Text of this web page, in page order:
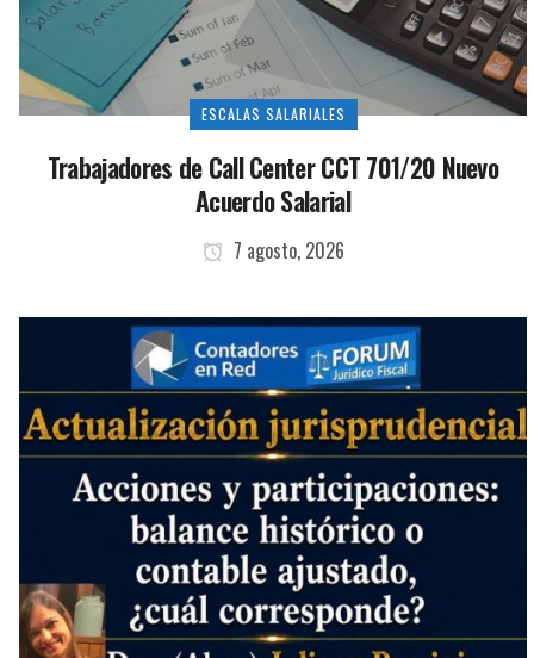
ESCALAS SALARIALES
Trabajadores de Call Center CCT 701/20 Nuevo
Acuerdo Salarial
7 agosto, 2026